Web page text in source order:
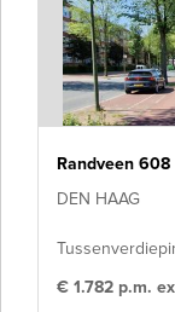
Randveen 608
DEN HAAG
€ 1.782 p.m.